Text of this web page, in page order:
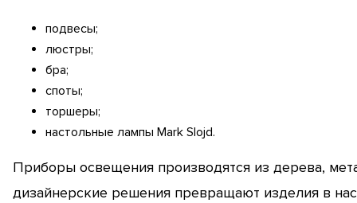
подвесы;
люстры;
бра;
споты;
торшеры;
настольные лампы Mark Slojd.
Приборы освещения производятся из дерева,
дизайнерские решения превращают изделия в